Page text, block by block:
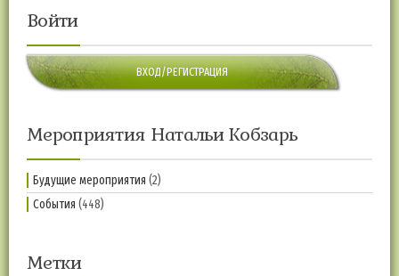
Войти
ВХОД/РЕГИСТРАЦИЯ
Мероприятия Натальи Кобзарь
Будущие мероприятия (2)
События (448)
Метки